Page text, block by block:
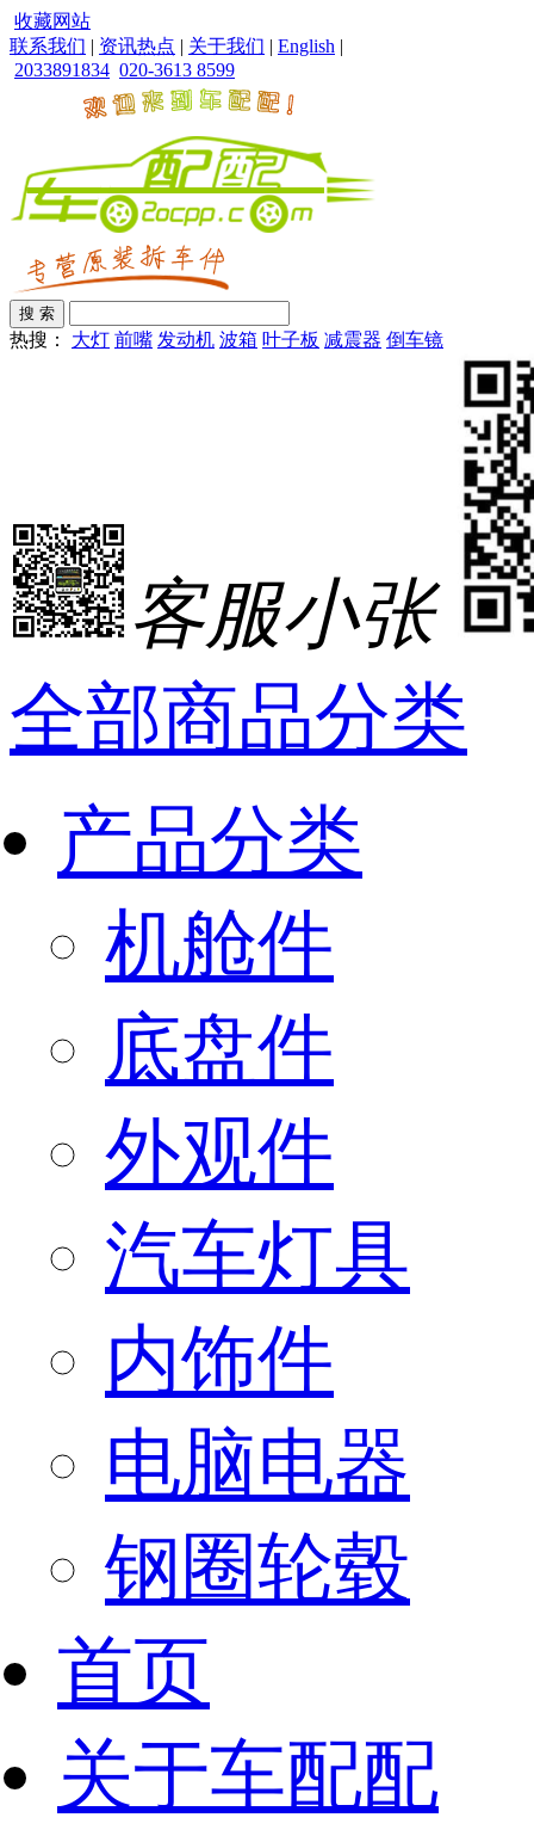
收藏网站
联系我们 | 资讯热点 | 关于我们 | English |
2033891834 020-3613 8599
热搜： 大灯 前嘴 发动机 波箱 叶子板 减震器 倒车镜
客服小张
全部商品分类
产品分类
机舱件
底盘件
外观件
汽车灯具
内饰件
电脑电器
钢圈轮毂
首页
关于车配配